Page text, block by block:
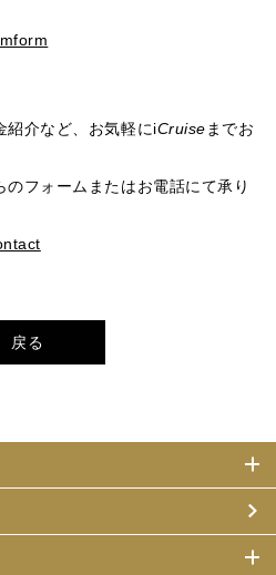
紹介など、お気軽にiCruise までお
のフォームまたはお電話にて承り
戻る